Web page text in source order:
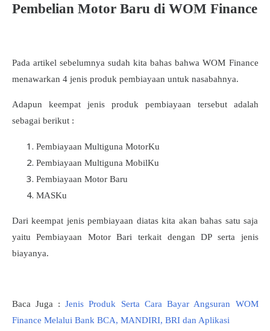
Pembelian Motor Baru di WOM Finance
Pada artikel sebelumnya sudah kita bahas bahwa WOM Finance
menawarkan 4 jenis produk pembiayaan untuk nasabahnya.
Adapun keempat jenis produk pembiayaan tersebut adalah
sebagai berikut :
Pembiayaan Multiguna MotorKu
Pembiayaan Multiguna MobilKu
Pembiayaan Motor Baru
MASKu
Dari keempat jenis pembiayaan diatas kita akan bahas satu saja
yaitu Pembiayaan Motor Bari terkait dengan DP serta jenis
biayanya.
Baca Juga :Jenis Produk Serta Cara Bayar Angsuran WOM
Finance Melalui Bank BCA, MANDIRI, BRI dan Aplikasi